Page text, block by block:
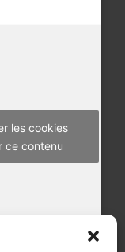
m
les cookies
ce contenu